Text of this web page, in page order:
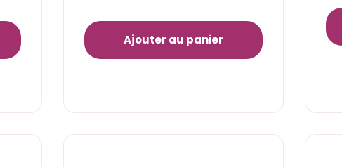
Ajouter au panier